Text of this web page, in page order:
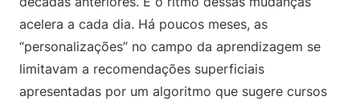
acelera a cada dia. Há poucos meses, as
“personalizações” no campo da aprendizagem se
limitavam a recomendações superficiais
apresentadas por um algoritmo que sugere cursos